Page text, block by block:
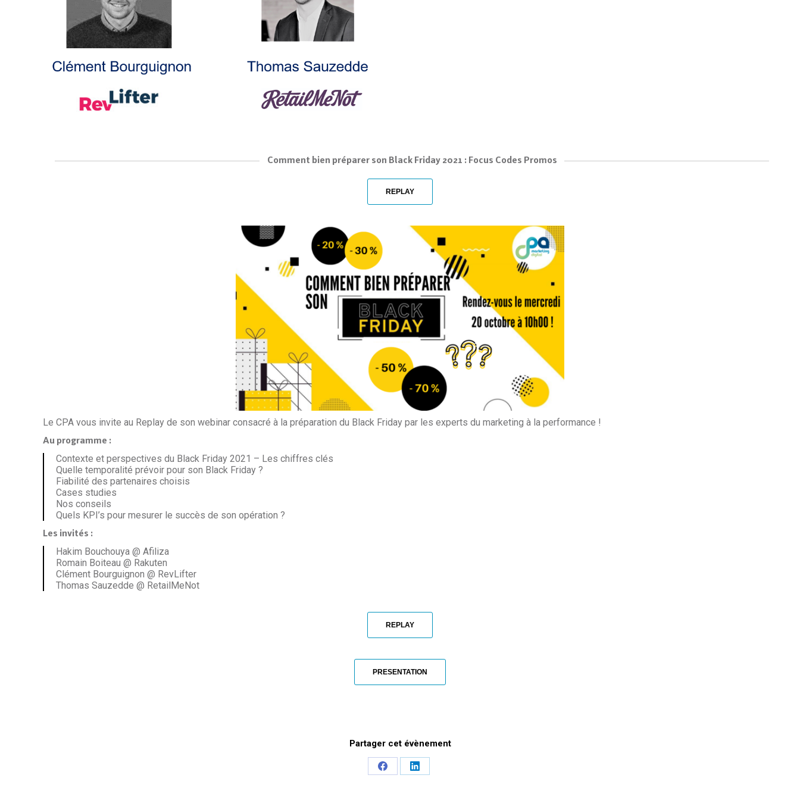
Comment bien préparer son Black Friday 2021 : Focus Codes Promos
REPLAY
Le CPA vous invite au Replay de son webinar consacré à la préparation du Black Friday par les experts du marketing à la performance !
Au programme :
Contexte et perspectives du Black Friday 2021 – Les chiffres clés
Quelle temporalité prévoir pour son Black Friday ?
Fiabilité des partenaires choisis
Cases studies
Nos conseils
Quels KPI’s pour mesurer le succès de son opération ?
Les invités :
Hakim Bouchouya @ Afiliza
Romain Boiteau @ Rakuten
Clément Bourguignon @ RevLifter
Thomas Sauzedde @ RetailMeNot
REPLAY
PRESENTATION
Partager cet évènement
Share
Share